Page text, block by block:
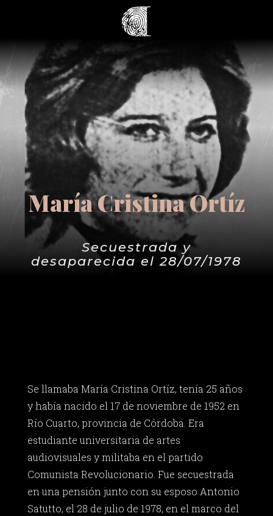
María Cristina Ortíz
Secuestrada y
desaparecida el 28/07/1978
Se llamaba María Cristina Ortíz, tenía 25 años
y había nacido el 17 de noviembre de 1952 en
Río Cuarto, provincia de Córdoba. Era
estudiante universitaria de artes
audiovisuales y militaba en el partido
Comunista Revolucionario. Fue secuestrada
en una pensión junto con su esposo Antonio
Satutto, el 28 de julio de 1978, en el marco del